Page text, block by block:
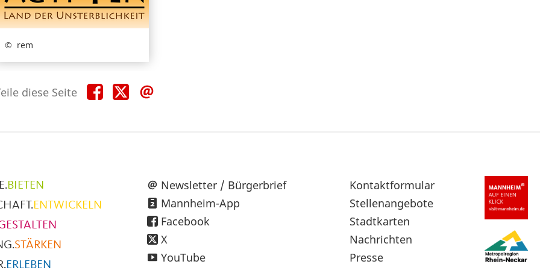
rem
diese Seite Teile
diese
Teile
diese
BIETEN
ENTWICKELN
STÄRKEN
ERLEBEN
Newsletter / Bürgerbrief
Mannheim-App
Facebook
X
YouTube
Sekundärnavigation
im
Fußbereich
Kontaktformular
Stellenangebote
Stadtkarten
Nachrichten
Presse